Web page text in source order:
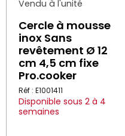
Vendu à l'unité
Cercle à mousse
inox Sans
revêtement Ø 12
cm 4,5 cm fixe
Pro.cooker
Réf : E1001411
Disponible sous 2 à 4
semaines